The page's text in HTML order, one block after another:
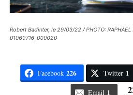
Robert Badinter, le 29/03/22 / PHOTO: RAPHAEL
01069716_000020
Facebook 226 Twitter 1
Email 1